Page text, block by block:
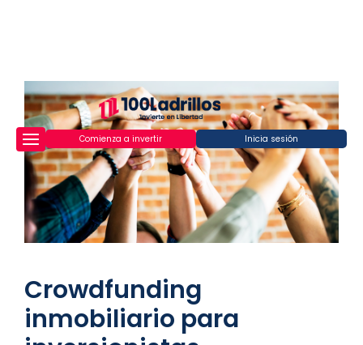
Comienza a invertir Inicia sesión
Crowdfunding
inmobiliario para